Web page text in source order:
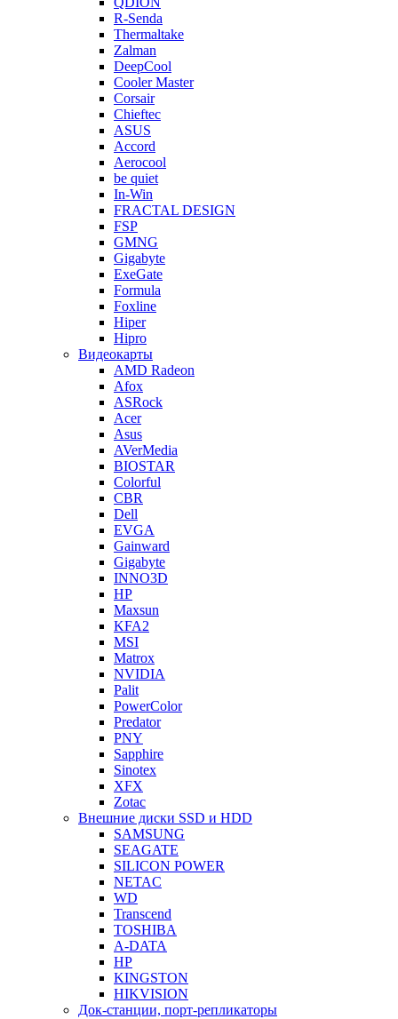
R-Senda
Thermaltake
Zalman
DeepCool
Cooler Master
Corsair
Chieftec
ASUS
Accord
Aerocool
be quiet
In-Win
FRACTAL DESIGN
FSP
GMNG
Gigabyte
ExeGate
Formula
Foxline
Hiper
Hipro
Видеокарты
AMD Radeon
Afox
ASRock
Acer
Asus
AVerMedia
BIOSTAR
Colorful
CBR
Dell
EVGA
Gainward
Gigabyte
INNO3D
HP
Maxsun
KFA2
MSI
Matrox
NVIDIA
Palit
PowerColor
Predator
PNY
Sapphire
Sinotex
XFX
Zotac
Внешние диски SSD и HDD
SAMSUNG
SEAGATE
SILICON POWER
NETAC
WD
Transcend
TOSHIBA
A-DATA
HP
KINGSTON
HIKVISION
Док-станции, порт-репликаторы